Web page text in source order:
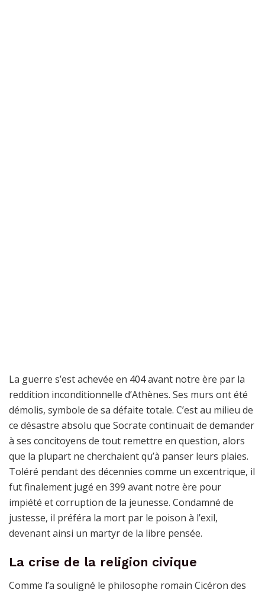
La guerre s’est achevée en 404 avant notre ère par la
reddition inconditionnelle d’Athènes. Ses murs ont été
démolis, symbole de sa défaite totale. C’est au milieu de
ce désastre absolu que Socrate continuait de demander
à ses concitoyens de tout remettre en question, alors
que la plupart ne cherchaient qu’à panser leurs plaies.
Toléré pendant des décennies comme un excentrique, il
fut finalement jugé en 399 avant notre ère pour
impiété et corruption de la jeunesse. Condamné de
justesse, il préféra la mort par le poison à l’exil,
devenant ainsi un martyr de la libre pensée.
La crise de la religion civique
Comme l’a souligné le philosophe romain Cicéron des